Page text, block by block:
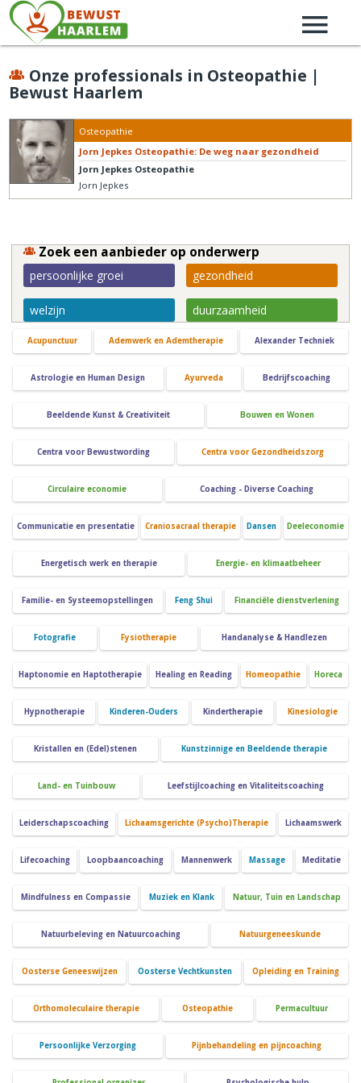
Onze professionals in Osteopathie |
Bewust Haarlem
Osteopathie
Jorn Jepkes Osteopathie: De weg naar gezondheid
Jorn Jepkes Osteopathie
Jorn Jepkes
Zoek een aanbieder op onderwerp
persoonlijke groei gezondheid
welzijn duurzaamheid
Acupunctuur Ademwerk en Ademtherapie Alexander Techniek
Astrologie en Human Design Ayurveda Bedrijfscoaching
Beeldende Kunst & Creativiteit Bouwen en Wonen
Centra voor Bewustwording Centra voor Gezondheidszorg
Circulaire economie Coaching - Diverse Coaching
Communicatie en presentatie Craniosacraal therapie Dansen Deeleconomie
Energetisch werk en therapie Energie- en klimaatbeheer
Familie- en Systeemopstellingen Feng Shui Financiële dienstverlening
Fotografie Fysiotherapie Handanalyse & Handlezen
Haptonomie en Haptotherapie Healing en Reading Homeopathie Horeca
Hypnotherapie Kinderen-Ouders Kindertherapie Kinesiologie
Kristallen en (Edel)stenen Kunstzinnige en Beeldende therapie
Land- en Tuinbouw Leefstijlcoaching en Vitaliteitscoaching
Leiderschapscoaching Lichaamsgerichte (Psycho)Therapie Lichaamswerk
Lifecoaching Loopbaancoaching Mannenwerk Massage Meditatie
Mindfulness en Compassie Muziek en Klank Natuur, Tuin en Landschap
Natuurbeleving en Natuurcoaching Natuurgeneeskunde
Oosterse Geneeswijzen Oosterse Vechtkunsten Opleiding en Training
Orthomoleculaire therapie Osteopathie Permacultuur
Persoonlijke Verzorging Pijnbehandeling en pijncoaching